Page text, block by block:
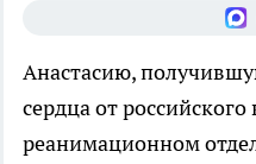
Анастасию,
сердца от
реанимационном